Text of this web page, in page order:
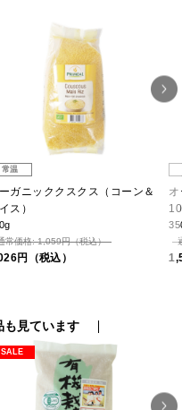
常温
ガニッククスクス（コーン＆
ス）
常価格: 1,059円（税込）
円（税込）
も見ています
SALE